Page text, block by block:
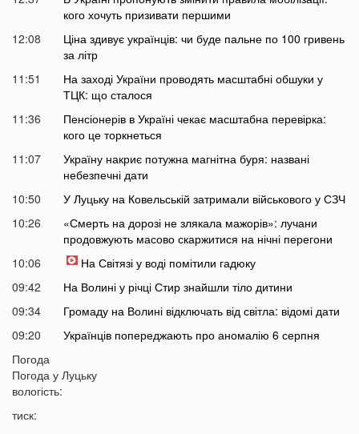
кого хочуть призивати першими
12:08
Ціна здивує українців: чи буде пальне по 100 гривень
за літр
11:51
На заході України проводять масштабні обшуки у
ТЦК: що сталося
11:36
Пенсіонерів в Україні чекає масштабна перевірка:
кого це торкнеться
11:07
Україну накриє потужна магнітна буря: названі
небезпечні дати
10:50
У Луцьку на Ковельській затримали військового у СЗЧ
10:26
«Смерть на дорозі не злякала мажорів»: лучани
продовжують масово скаржитися на нічні перегони
10:06
На Світязі у воді помітили гадюку
09:42
На Волині у річці Стир знайшли тіло дитини
09:34
Громаду на Волині відключать від світла: відомі дати
09:20
Українців попереджають про аномалію 6 серпня
09:05
вважався зниклим безвісти
Погода
Погода у Луцьку
вологість:
тиск: